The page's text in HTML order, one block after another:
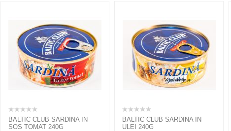
BALTIC CLUB SARDINA IN
SOS TOMAT 240G
BALTIC CLUB SARDINA IN
ULEI 240G